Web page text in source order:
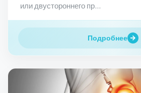
или двустороннего пр...
Подробнее